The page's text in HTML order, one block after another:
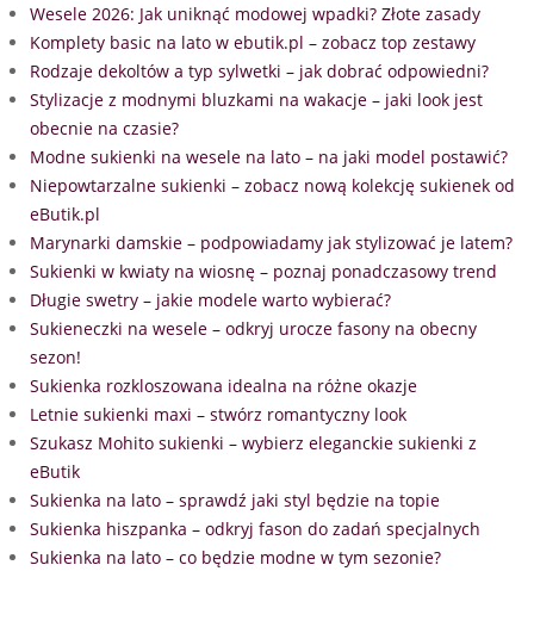
Wesele 2026: Jak uniknąć modowej wpadki? Złote zasady
Komplety basic na lato w ebutik.pl – zobacz top zestawy
Rodzaje dekoltów a typ sylwetki – jak dobrać odpowiedni?
Stylizacje z modnymi bluzkami na wakacje – jaki look jest
obecnie na czasie?
Modne sukienki na wesele na lato – na jaki model postawić?
Niepowtarzalne sukienki – zobacz nową kolekcję sukienek od
eButik.pl
Marynarki damskie – podpowiadamy jak stylizować je latem?
Sukienki w kwiaty na wiosnę – poznaj ponadczasowy trend
Długie swetry – jakie modele warto wybierać?
Sukieneczki na wesele – odkryj urocze fasony na obecny
sezon!
Sukienka rozkloszowana idealna na różne okazje
Letnie sukienki maxi – stwórz romantyczny look
Szukasz Mohito sukienki – wybierz eleganckie sukienki z
eButik
Sukienka na lato – sprawdź jaki styl będzie na topie
Sukienka hiszpanka – odkryj fason do zadań specjalnych
Sukienka na lato – co będzie modne w tym sezonie?